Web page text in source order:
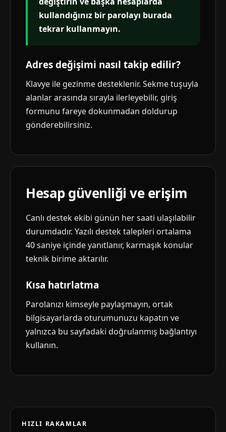
kullandığınız bir parolayı burada
tekrar kullanmayın.
Adres değişimi nasıl takip edilir?
Klavye ile gezinme desteklenir. Sekme tuşuyla
alanlar arasında sırayla ilerleyebilir, giriş
formunu fareye dokunmadan doldurup
gönderebilirsiniz.
Hesap güvenliği ve erişim
Canlı destek ekibi günün her saati ulaşılabilir
durumdadır. Yazılı destek talepleri ortalama
40 saniye içinde yanıtlanır, karmaşık konular
teknik birime aktarılır.
Kısa hatırlatma
Parolanızı kimseyle paylaşmayın, ortak
bilgisayarlarda oturumunuzu kapatın ve
yalnızca bu sayfadaki doğrulanmış bağlantıyı
kullanın.
HIZLI RAKAMLAR